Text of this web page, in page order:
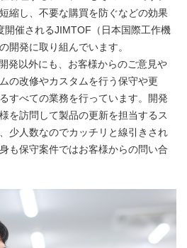
縮し、不要な購買を防ぐなどの効果
開催されるJIMTOF（日本国際工作機
開発に取り組んでいます。
発以外にも、お客様からのご意見や
の改修やカスタムを行う保守や更
すべての業務を行っています。開発
を訪問して製品の更新を担当するス
少人数なのでカッチリと線引きされ
も保守案件ではお客様からの問い合